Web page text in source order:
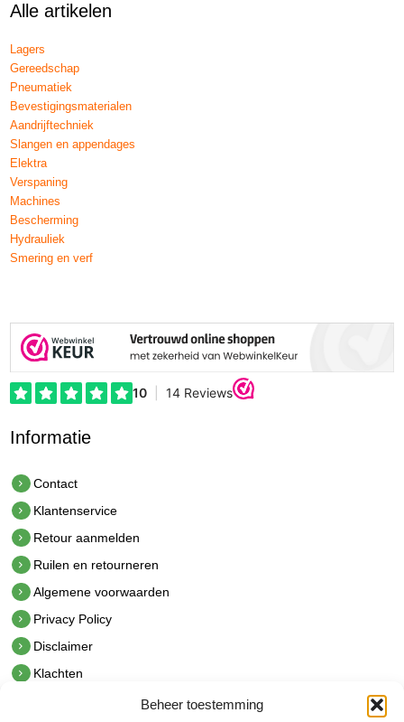
Beheer toestemming
Alle artikelen
Lagers
Gereedschap
Pneumatiek
Bevestigingsmaterialen
Aandrijftechniek
Slangen en appendages
Elektra
Verspaning
Machines
Bescherming
Hydrauliek
Smering en verf
Informatie
Contact
Klantenservice
Retour aanmelden
Ruilen en retourneren
Algemene voorwaarden
Privacy Policy
Disclaimer
Klachten